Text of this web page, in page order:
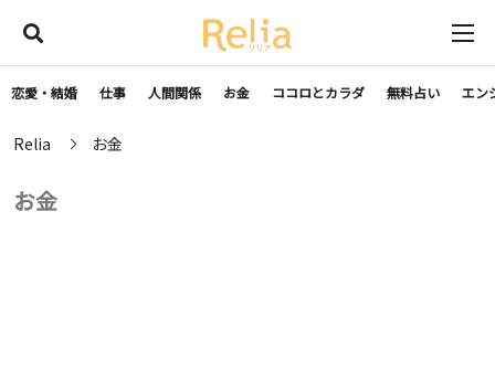
恋愛・結婚 仕事 人間関係 お金 ココロとカラダ 無料占い エン
Relia お金
お金